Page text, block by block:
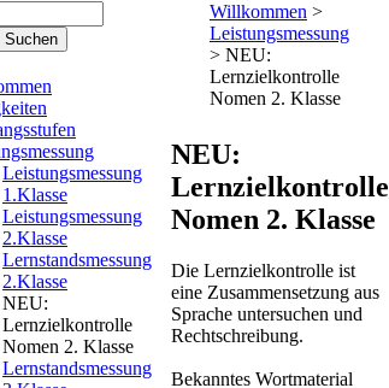
Leistungsmessung
1.Klasse
Leistungsmessung
2.Klasse
Lernstandsmessung
2.Klasse
NEU:
Lernzielkontrolle
Nomen 2. Klasse
Lernstandsmessung
Willkommen >
Leistungsmessung
> NEU:
Lernzielkontrolle
Nomen 2. Klasse
NEU:
Lernzielkontrolle
Nomen 2. Klasse
Die Lernzielkontrolle ist
eine Zusammensetzung aus
Sprache untersuchen und
Rechtschreibung.
Bekanntes Wortmaterial